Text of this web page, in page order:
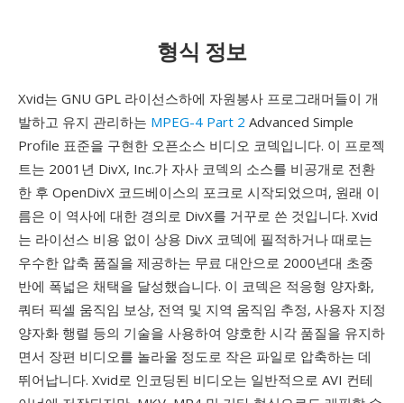
형식 정보
Xvid는 GNU GPL 라이선스하에 자원봉사 프로그래머들이 개
발하고 유지 관리하는 MPEG-4 Part 2 Advanced Simple
Profile 표준을 구현한 오픈소스 비디오 코덱입니다. 이 프로젝
트는 2001년 DivX, Inc.가 자사 코덱의 소스를 비공개로 전환
한 후 OpenDivX 코드베이스의 포크로 시작되었으며, 원래 이
름은 이 역사에 대한 경의로 DivX를 거꾸로 쓴 것입니다. Xvid
는 라이선스 비용 없이 상용 DivX 코덱에 필적하거나 때로는
우수한 압축 품질을 제공하는 무료 대안으로 2000년대 초중
반에 폭넓은 채택을 달성했습니다. 이 코덱은 적응형 양자화,
쿼터 픽셀 움직임 보상, 전역 및 지역 움직임 추정, 사용자 지정
양자화 행렬 등의 기술을 사용하여 양호한 시각 품질을 유지하
면서 장편 비디오를 놀라울 정도로 작은 파일로 압축하는 데
뛰어납니다. Xvid로 인코딩된 비디오는 일반적으로 AVI 컨테